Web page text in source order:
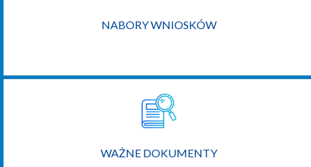
NABORY WNIOSKÓW
WAŻNE DOKUMENTY